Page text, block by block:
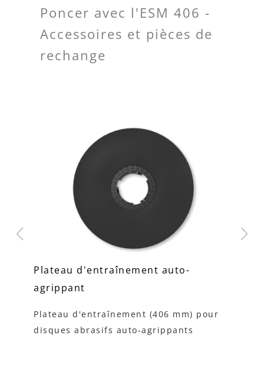
Poncer avec l'ESM 406 -
Accessoires et pièces de
rechange
Plateau d'entraînement auto-
agrippant
Plateau d'entraînement (406 mm) pour
disques abrasifs auto-agrippants